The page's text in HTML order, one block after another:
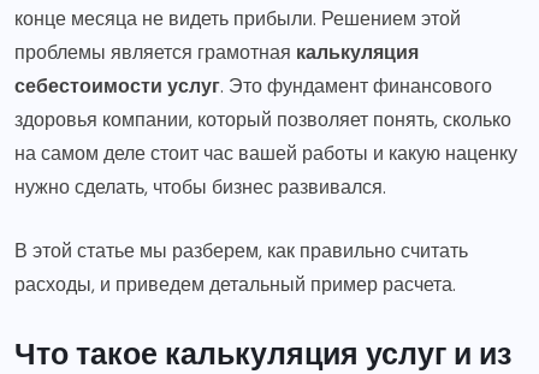
конце месяца не видеть прибыли. Решением этой
проблемы является грамотная калькуляция
себестоимости услуг. Это фундамент финансового
здоровья компании, который позволяет понять, сколько
на самом деле стоит час вашей работы и какую наценку
нужно сделать, чтобы бизнес развивался.
В этой статье мы разберем, как правильно считать
расходы, и приведем детальный пример расчета.
Что такое калькуляция услуг и из